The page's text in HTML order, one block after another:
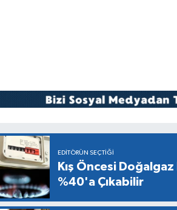
EDITÖRÜN SEÇTIĞI
Kış Öncesi
%40'a Çıkabilir